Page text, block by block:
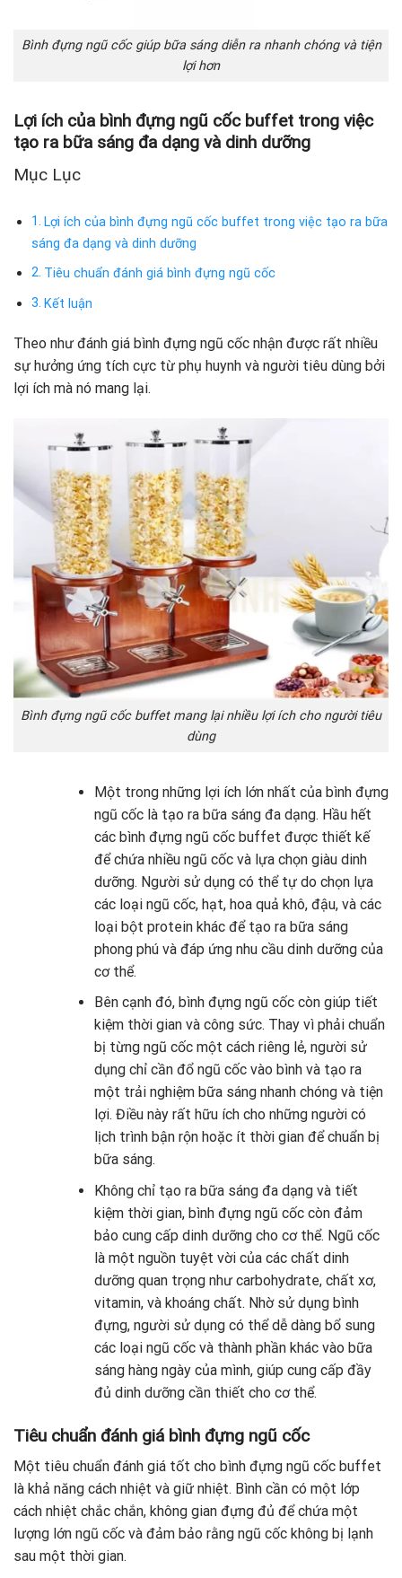
Bình đựng ngũ cốc giúp bữa sáng diễn ra nhanh chóng và tiện
lợi hơn
Lợi ích của bình đựng ngũ cốc buffet trong việc
tạo ra bữa sáng đa dạng và dinh dưỡng
Mục Lục
Lợi ích của bình đựng ngũ cốc buffet trong việc tạo ra bữa
sáng đa dạng và dinh dưỡng
Tiêu chuẩn đánh giá bình đựng ngũ cốc
Kết luận
Theo như đánh giá bình đựng ngũ cốc nhận được rất nhiều
sự hưởng ứng tích cực từ phụ huynh và người tiêu dùng bởi
lợi ích mà nó mang lại.
Bình đựng ngũ cốc buffet mang lại nhiều lợi ích cho người tiêu
dùng
Một trong những lợi ích lớn nhất của bình đựng
ngũ cốc là tạo ra bữa sáng đa dạng. Hầu hết
các bình đựng ngũ cốc buffet được thiết kế
để chứa nhiều ngũ cốc và lựa chọn giàu dinh
dưỡng. Người sử dụng có thể tự do chọn lựa
các loại ngũ cốc, hạt, hoa quả khô, đậu, và các
loại bột protein khác để tạo ra bữa sáng
phong phú và đáp ứng nhu cầu dinh dưỡng của
cơ thể.
Bên cạnh đó, bình đựng ngũ cốc còn giúp tiết
kiệm thời gian và công sức. Thay vì phải chuẩn
bị từng ngũ cốc một cách riêng lẻ, người sử
dụng chỉ cần đổ ngũ cốc vào bình và tạo ra
một trải nghiệm bữa sáng nhanh chóng và tiện
lợi. Điều này rất hữu ích cho những người có
lịch trình bận rộn hoặc ít thời gian để chuẩn bị
bữa sáng.
Không chỉ tạo ra bữa sáng đa dạng và tiết
kiệm thời gian, bình đựng ngũ cốc còn đảm
bảo cung cấp dinh dưỡng cho cơ thể. Ngũ cốc
là một nguồn tuyệt vời của các chất dinh
dưỡng quan trọng như carbohydrate, chất xơ,
vitamin, và khoáng chất. Nhờ sử dụng bình
đựng, người sử dụng có thể dễ dàng bổ sung
các loại ngũ cốc và thành phần khác vào bữa
sáng hàng ngày của mình, giúp cung cấp đầy
đủ dinh dưỡng cần thiết cho cơ thể.
Tiêu chuẩn đánh giá bình đựng ngũ cốc
Một tiêu chuẩn đánh giá tốt cho bình đựng ngũ cốc buffet
là khả năng cách nhiệt và giữ nhiệt. Bình cần có một lớp
cách nhiệt chắc chắn, không gian đựng đủ để chứa một
lượng lớn ngũ cốc và đảm bảo rằng ngũ cốc không bị lạnh
sau một thời gian.